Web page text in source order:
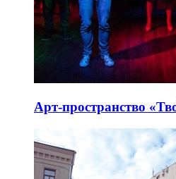
Арт-пространство